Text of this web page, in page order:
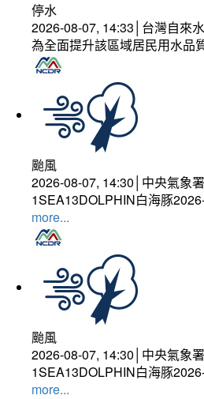
停水
2026-08-07, 14:33│台灣自來
為全面提升該區域居民用水品
颱風
2026-08-07, 14:30│中央氣象署
1SEA13DOLPHIN白海豚
more...
颱風
2026-08-07, 14:30│中央氣象署
1SEA13DOLPHIN白海豚
more...